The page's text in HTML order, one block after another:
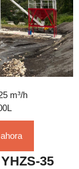
m³/h
35